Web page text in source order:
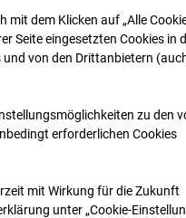
mit dem Klicken auf „Alle
Seite eingesetzten Cookies in
von den Drittanbietern
zu den
erforderlichen Cookies
mit Wirkung für die Zukunft
unter „Cookie-